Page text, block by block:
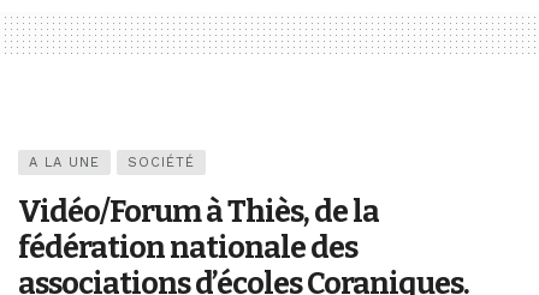
A LA UNE SOCIÉTÉ
Vidéo/Forum à Thiès, de la
fédération nationale des
associations d’écoles Coraniques.